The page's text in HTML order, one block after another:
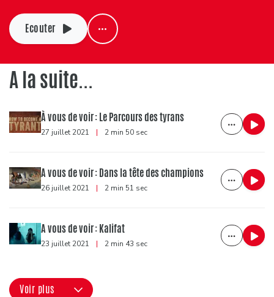
Ecouter
A la suite...
À vous de voir : Le Parcours des tyrans
27 juillet 2021 | 2 min 50 sec
A vous de voir : Dans la tête des champions
26 juillet 2021 | 2 min 51 sec
A vous de voir : Kalifat
23 juillet 2021 | 2 min 43 sec
Voir plus